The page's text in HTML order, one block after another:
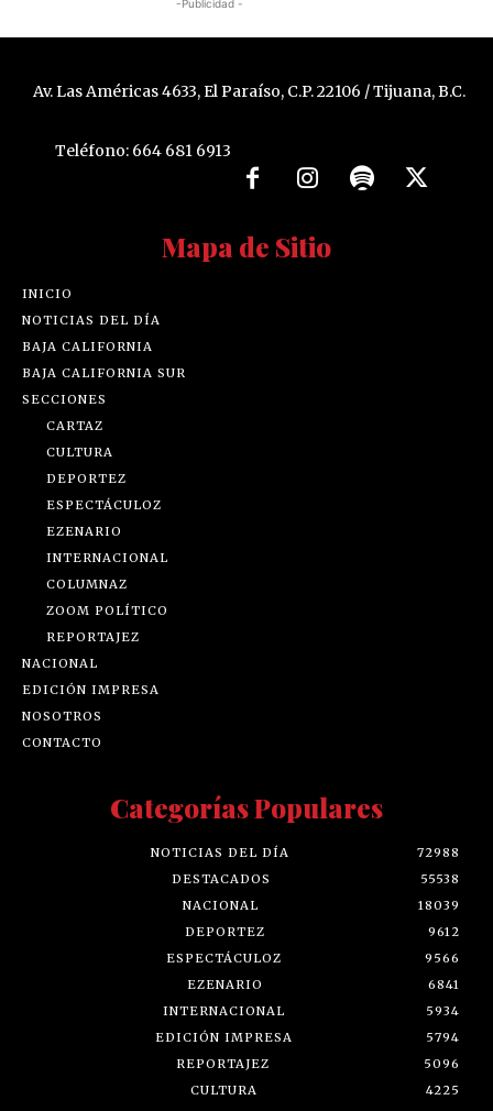
-Publicidad -
Av. Las Américas 4633, El Paraíso, C.P. 22106 / Tijuana, B.C.
Teléfono: 664 681 6913
Mapa de Sitio
INICIO
NOTICIAS DEL DÍA
BAJA CALIFORNIA
BAJA CALIFORNIA SUR
SECCIONES
CARTAZ
CULTURA
DEPORTEZ
ESPECTÁCULOZ
EZENARIO
INTERNACIONAL
COLUMNAZ
ZOOM POLÍTICO
REPORTAJEZ
NACIONAL
EDICIÓN IMPRESA
NOSOTROS
CONTACTO
Categorías Populares
NOTICIAS DEL DÍA
72988
DESTACADOS
55538
NACIONAL
18039
DEPORTEZ
9612
ESPECTÁCULOZ
9566
EZENARIO
6841
INTERNACIONAL
5934
EDICIÓN IMPRESA
5794
REPORTAJEZ
5096
CULTURA
4225